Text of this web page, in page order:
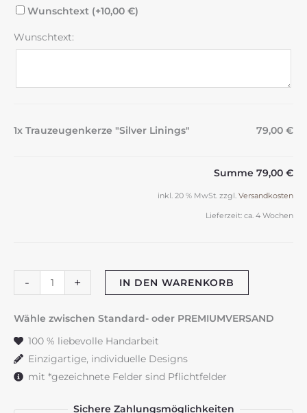
Wunschtext (+10,00 €)
Wunschtext:
1x Trauzeugenkerze "Silver Linings" 79,00 €
Summe 79,00 €
inkl. 20 % MwSt. zzgl. Versandkosten
Lieferzeit: ca. 4 Wochen
-
Trauzeugenkerze
"Silver
Linings"
+ IN DEN WARENKORB
Wähle zwischen Standard- oder PREMIUMVERSAND
100 % liebevolle Handarbeit
Einzigartige, individuelle Designs
mit *gezeichnete Felder sind Pflichtfelder
Sichere Zahlungsmöglichkeiten